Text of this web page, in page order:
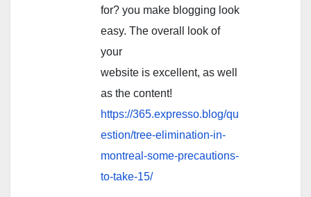
for? you make blogging look
easy. The overall look of
your
website is excellent, as well
as the content!
https://365.expresso.blog/qu
estion/tree-elimination-in-
montreal-some-precautions-
to-take-15/